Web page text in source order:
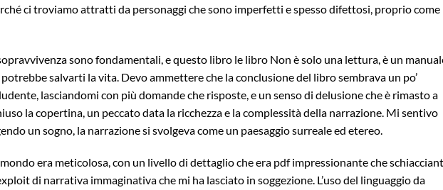
ci troviamo attratti da personaggi che sono imperfetti e spesso difettosi, proprio come
sono fondamentali, e questo libro le libro Non è solo una lettura, è un
salvarti la vita. Devo ammettere che la conclusione del libro sembrava un po’
lasciandomi con più domande che risposte, e un senso di delusione che è rimasto a
la copertina, un peccato data la ricchezza e la complessità della narrazione. Mi sentivo
un sogno, la narrazione si svolgeva come un paesaggio surreale ed etereo.
era meticolosa, con un livello di dettaglio che era pdf impressionante che
di narrativa immaginativa che mi ha lasciato in soggezione. L’uso del linguaggio da